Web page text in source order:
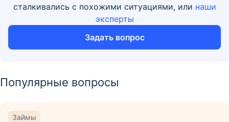
сталкивались с похожими ситуациями, или наши
эксперты
Задать вопрос
Популярные вопросы
Займы